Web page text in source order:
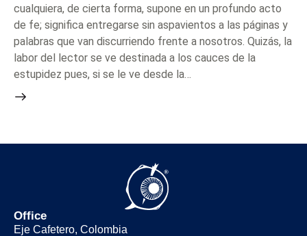
cualquiera, de cierta forma, supone en un profundo acto
de fe; significa entregarse sin aspavientos a las páginas y
palabras que van discurriendo frente a nosotros. Quizás, la
labor del lector se ve destinada a los cauces de la
estupidez pues, si se le ve desde la…
Office
Eje Cafetero, Colombia